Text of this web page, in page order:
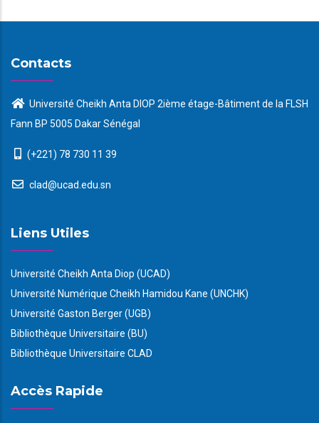
Contacts
Université Cheikh Anta DIOP 2ième étage-Bâtiment de la FLSH
Fann BP 5005 Dakar Sénégal
(+221) 78 730 11 39
clad@ucad.edu.sn
Liens Utiles
Université Cheikh Anta Diop (UCAD)
Université Numérique Cheikh Hamidou Kane (UNCHK)
Université Gaston Berger (UGB)
Bibliothèque Universitaire (BU)
Bibliothèque Universitaire CLAD
Accès Rapide